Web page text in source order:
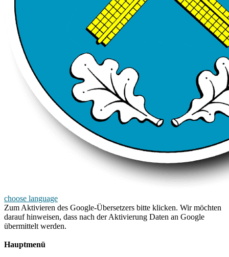
choose language
Zum Aktivieren des Google-Übersetzers bitte klicken. Wir möchten
darauf hinweisen, dass nach der Aktivierung Daten an Google
übermittelt werden.
Hauptmenü